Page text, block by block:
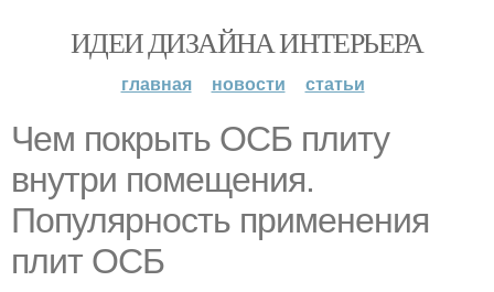
ИДЕИ ДИЗАЙНА ИНТЕРЬЕРА
главная новости статьи
Чем покрыть ОСБ плиту
внутри помещения.
Популярность применения
плит ОСБ